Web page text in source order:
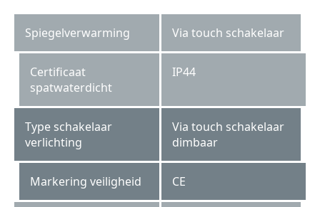
Spiegelverwarming Via touch schakelaar
Certificaat
spatwaterdicht
IP44
Type schakelaar
verlichting
Via touch schakelaar
dimbaar
Markering veiligheid CE